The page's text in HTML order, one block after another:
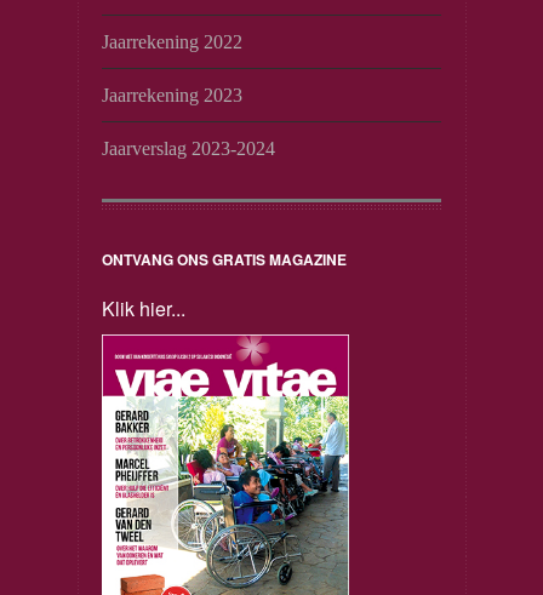
Jaarrekening 2022
Jaarrekening 2023
Jaarverslag 2023-2024
ONTVANG ONS GRATIS MAGAZINE
Klik hier...